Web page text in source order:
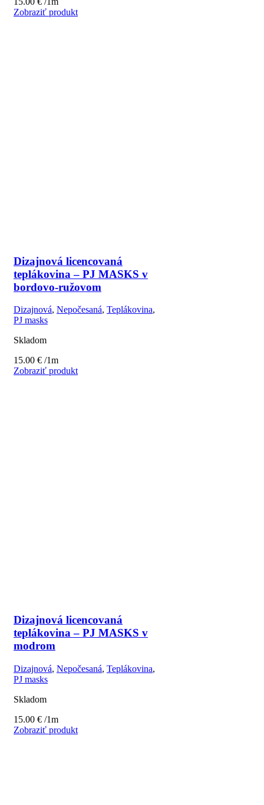
Zobraziť produkt
Dizajnová licencovaná
teplákovina – PJ MASKS v
bordovo-ružovom
Dizajnová, Nepočesaná, Teplákovina,
PJ masks
Skladom
15.00 € /1m
Zobraziť produkt
Dizajnová licencovaná
teplákovina – PJ MASKS v
modrom
Dizajnová, Nepočesaná, Teplákovina,
PJ masks
Skladom
15.00 € /1m
Zobraziť produkt